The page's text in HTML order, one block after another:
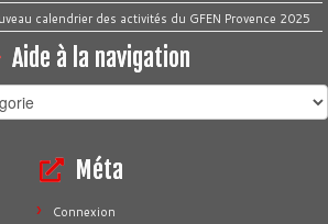
calendrier des activités du GFEN Provence 2025
Aide à la navigation
Méta
Connexion